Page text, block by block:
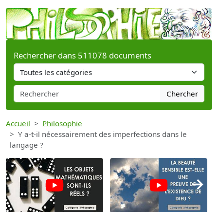
Rechercher dans 511078 documents
Chercher
Accueil
Philosophie
Y a-t-il nécessairement des imperfections dans le
langage ?
→